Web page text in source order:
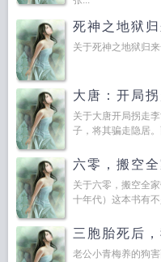
死神之地狱
关于死神之地狱归
大唐：开局
关于大唐开局拐走
子，将其骗走隐居
六零，搬空
关于六零，搬空全
十年代）这本书有
三胞胎死后
老公小青梅养的狗